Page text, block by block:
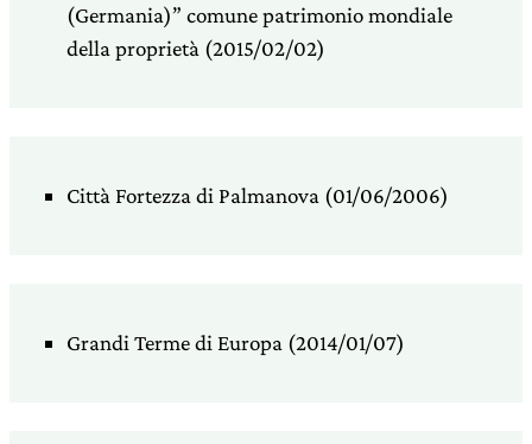
(Germania)” comune patrimonio mondiale
della proprietà (2015/02/02)
Città Fortezza di Palmanova (01/06/2006)
Grandi Terme di Europa (2014/01/07)